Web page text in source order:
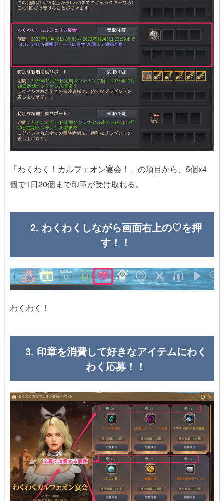
「わくわく！カルフェオン宴会！」の項目から、5個x4
個で1日20個まで印章が受け取れる。
2. わくわくしながら画面右上の♡を押
す！！
わくわく！
3. 印章を消費して好きなアイテムにわく
わく応募！！